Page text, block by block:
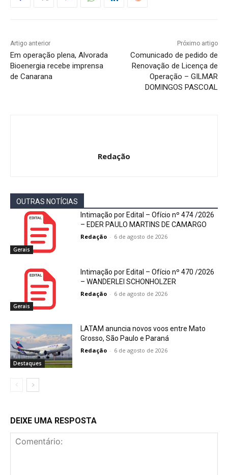
Artigo anterior
Em operação plena, Alvorada
Bioenergia recebe imprensa
de Canarana
Próximo artigo
Comunicado de pedido de
Renovação de Licença de
Operação – GILMAR
DOMINGOS PASCOAL
Redação
OUTRAS NOTÍCIAS
Gerais
Intimação por Edital – Ofício nº 474 /2026
– EDER PAULO MARTINS DE CAMARGO
Redação - 6 de agosto de 2026
Gerais
Intimação por Edital – Ofício nº 470 /2026
– WANDERLEI SCHONHOLZER
Redação - 6 de agosto de 2026
Destaques
LATAM anuncia novos voos entre Mato
Grosso, São Paulo e Paraná
Redação - 6 de agosto de 2026
DEIXE UMA RESPOSTA